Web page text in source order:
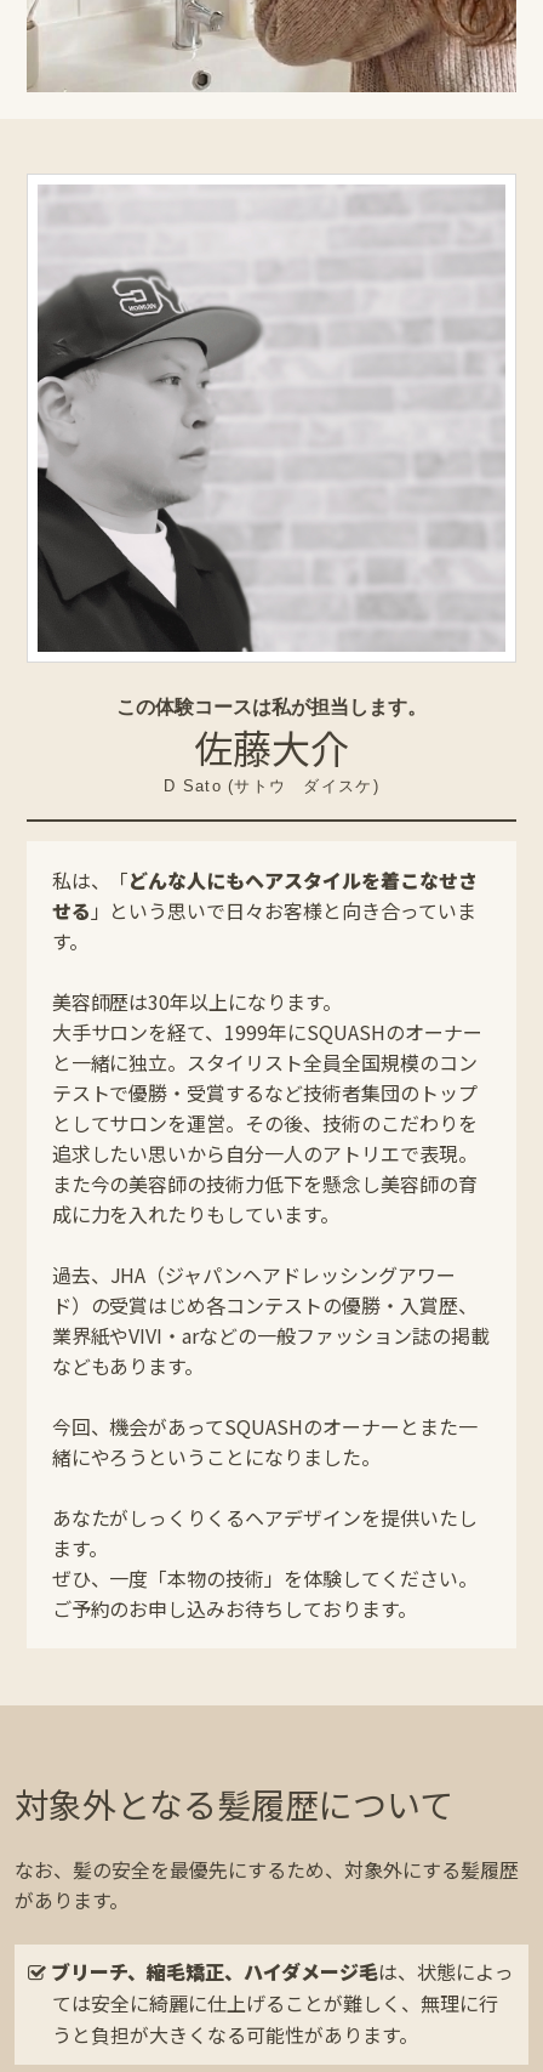
この体験コースは私が担当します。
佐藤大介
D Sato (サトウ ダイスケ)
私は、「どんな人にもヘアスタイルを着こなせさ
せる 」という思いで日々お客様と向き合っていま
す。
美容師歴は30年以上になります。
大手サロンを経て、1999年にSQUASHのオーナー
と一緒に独立。スタイリスト全員全国規模のコン
テストで優勝・受賞するなど技術者集団のトップ
としてサロンを運営。その後、技術のこだわりを
追求したい思いから自分一人のアトリエで表現。
また今の美容師の技術力低下を懸念し美容師の育
成に力を入れたりもしています。
過去、 JHA（ジャパンヘアドレッシングアワー
ド）の受賞はじめ各コンテストの優勝・入賞歴、
業界紙やVIVI・arなどの一般ファッション誌の掲載
などもあります。
今回、機会があってSQUASHのオーナーとまた一
緒にやろうということになりました。
あなたがしっくりくるヘアデザインを提供いたし
ます。
ぜひ、一度「本物の技術」を体験してください。
ご予約のお申し込みお待ちしております。
対象外となる髪履歴について
なお、髪の安全を最優先にするため、対象外にする髪履歴
があります。
ブリーチ、縮毛矯正、ハイダメージ毛は、状態によっ
ては安全に綺麗に仕上げることが難しく、無理に行
うと負担が大きくなる可能性があります。